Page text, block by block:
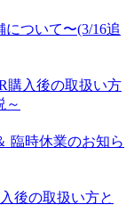
ついて〜(3/16追
購入後の取扱い方
～
臨時休業のお知ら
後の取扱い方と